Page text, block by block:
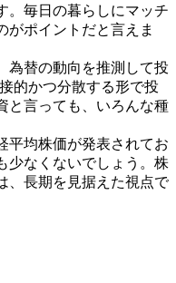
。毎日の暮らしにマッチ
がポイントだと言えま
為替の動向を推測して投
的かつ分散する形で投
と言っても、いろんな種
平均株価が発表されてお
少なくないでしょう。株
、長期を見据えた視点で